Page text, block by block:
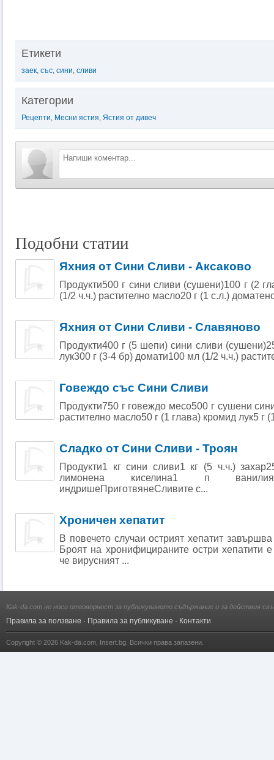
Етикети
заек, със, сини, сливи
Категории
Рецепти, Месни ястия, Ястия от дивеч
Подобни статии
Яхния от Сини Сливи - Аксаково
Продукти500 г сини сливи (сушени)100 г (2
(1/2 ч.ч.) растително масло20 г (1 с.л.)
Яхния от Сини Сливи - Славяново
Продукти400 г (5 шепи) сини сливи
лук300 г (3-4 бр) домати100 мл (1/2 ч.ч.)
Говеждо със Сини Сливи
Продукти750 г говеждо месо500 г сушени
растително масло50 г (1 глава) кромид лук5 г
Сладко от Сини Сливи - Троян
Продукти1 кг сини сливи1 кг (5 ч.ч.)
лимонена киселина1 п
индришеПриготвянеСливите с...
Хроничен хепатит
В повечето случаи острият хепатит
Броят на хронифицираните остри хепатити
че вирусният ...
Kak-da.com не носи отговорност за публикуваното съдържание и за действия
Правила за ползване · Правила за публикуване · Контакти
Copyright © 2026 Kak-da.com Insert.bg . Всички права запазени.